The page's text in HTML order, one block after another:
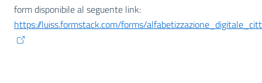
form disponibile al seguente link:
https://luiss.formstack.com/forms/